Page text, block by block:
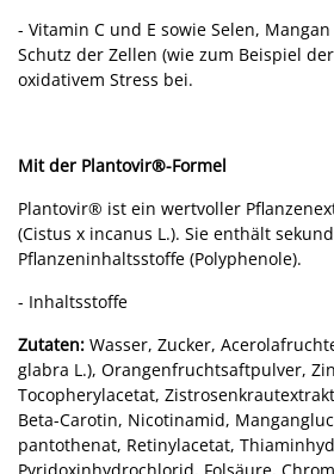
- Vitamin C und E sowie Selen,
Schutz der Zellen (wie zum Beispiel
oxidativem Stress bei.
Mit der Plantovir®-Formel
Plantovir® ist ein wertvoller
(Cistus x incanus L.). Sie enthält
Pflanzeninhaltsstoffe (Polyphenole).
- Inhaltsstoffe
Zutaten: Wasser, Zucker,
glabra L.), Orangenfruchtsaftpulver,
Tocopherylacetat,
Beta-Carotin, Nicotinamid,
pantothenat, Retinylacetat,